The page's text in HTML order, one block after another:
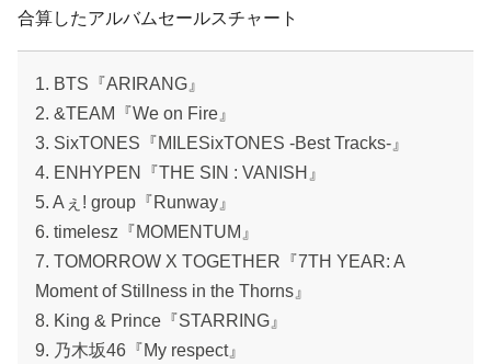
合算したアルバムセールスチャート
1. BTS『ARIRANG』
2. &TEAM『We on Fire』
3. SixTONES『MILESixTONES -Best Tracks-』
4. ENHYPEN『THE SIN : VANISH』
5. Aぇ! group『Runway』
6. timelesz『MOMENTUM』
7. TOMORROW X TOGETHER『7TH YEAR: A
Moment of Stillness in the Thorns』
8. King & Prince『STARRING』
9. 乃木坂46『My respect』